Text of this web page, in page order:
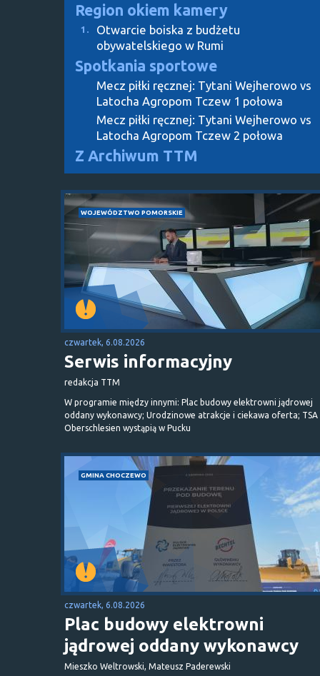
Region okiem kamery
1.
Otwarcie boiska z budżetu
obywatelskiego w Rumi
Spotkania sportowe
Mecz piłki ręcznej: Tytani Wejherowo vs
Latocha Agropom Tczew 1 połowa
Mecz piłki ręcznej: Tytani Wejherowo vs
Latocha Agropom Tczew 2 połowa
Z Archiwum TTM
WOJEWÓDZTWO POMORSKIE
czwartek, 6.08.2026
Serwis informacyjny
redakcja TTM
W programie między innymi: Plac budowy elektrowni jądrowej
oddany wykonawcy; Urodzinowe atrakcje i ciekawa oferta; TSA
Oberschlesien wystąpią w Pucku
GMINA CHOCZEWO
czwartek, 6.08.2026
Plac budowy elektrowni
jądrowej oddany wykonawcy
Mieszko Weltrowski, Mateusz Paderewski